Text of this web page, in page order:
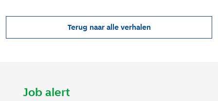
Terug naar alle verhalen
Job alert